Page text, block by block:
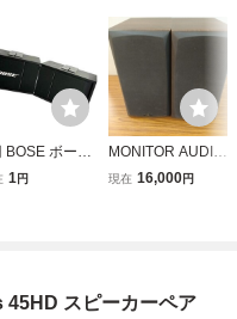
BOSE ボーズ
スピーカー ス
音出し可】
1円
MONITOR AUDIO
Bronze BR2 モニ
現在 16,000円
45HD スピーカーペア